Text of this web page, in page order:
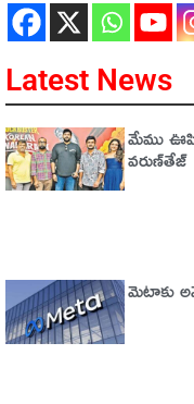
Latest News
మేము
వరుణ్‌తేజ్‌
మెటాకు